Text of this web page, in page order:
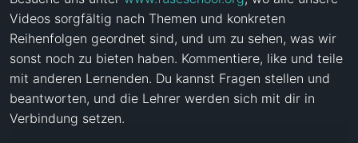
Videos sorgfältig nach Themen und konkreten
Reihenfolgen geordnet sind, und um zu sehen, was wir
sonst noch zu bieten haben. Kommentiere, like und teile
mit anderen Lernenden. Du kannst Fragen stellen und
beantworten, und die Lehrer werden sich mit dir in
Verbindung setzen.